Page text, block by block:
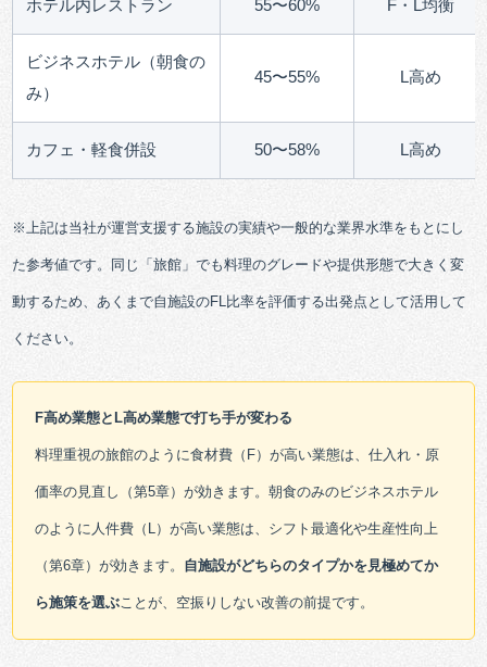
ホテル内レストラン 55〜60% F・L均衡
ビジネスホテル（朝食の
み）
45〜55% L高め
カフェ・軽食併設 50〜58% L高め
※上記は当社が運営支援する施設の実績や一般的な業界水準をもとにし
た参考値です。同じ「旅館」でも料理のグレードや提供形態で大きく変
動するため、あくまで自施設のFL比率を評価する出発点として活用して
ください。
F高め業態とL高め業態で打ち手が変わる
料理重視の旅館のように食材費（F）が高い業態は、仕入れ・原
価率の見直し（第5章）が効きます。朝食のみのビジネスホテル
のように人件費（L）が高い業態は、シフト最適化や生産性向上
（第6章）が効きます。 自施設がどちらのタイプかを見極めてか
ら施策を選ぶ ことが、空振りしない改善の前提です。